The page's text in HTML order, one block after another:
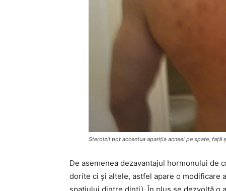
Steroizii pot accentua apariția acneei pe spate, față
De asemenea dezavantajul hormonului de
dorite ci și altele, astfel apare o modificare